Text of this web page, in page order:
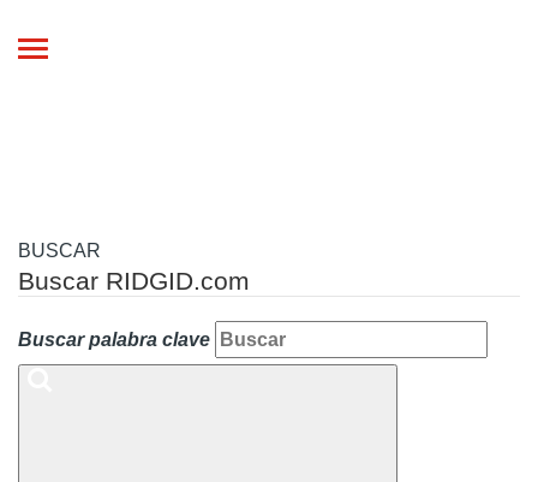
Toggle
BUSCAR
Buscar RIDGID.com
Buscar palabra clave